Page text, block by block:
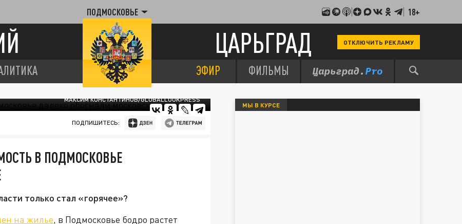
ПОДМОСКОВЬЕ 18+
ЦАРЬГРАД ОТКЛЮЧИТЬ РЕКЛАМУ
ЭФИР ФИЛЬМЫ
МАКСИМ КОНСТАНТИНОВ/GLOBALLOOKPRESS
ПОДПИШИТЕСЬ:
В ПОДМОСКОВЬЕ
только стал «горячее»?
на жилье, в Подмосковье бодро растет
МЫ В КУРСЕ